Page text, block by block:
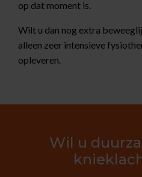
op dat moment is.
Wilt u dan nog extra
alleen zeer intensieve
opleveren.
Wil u